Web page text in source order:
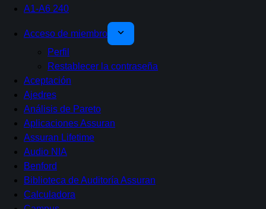
A1-A6 240
Acceso de miembro
Perfil
Restablecer la contraseña
Aceptación
Ajedres
Análisis de Pareto
Aplicaciones Assuran
Assuran Lifetime
Audio NIA
Benford
Biblioteca de Auditoría Assuran
Calculadora